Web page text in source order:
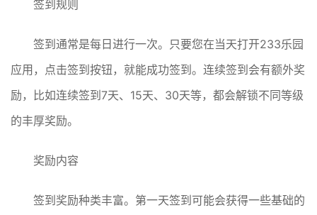
签到规则
签到通常是每日进行一次。只要您在当天打开233乐园
应用，点击签到按钮，就能成功签到。连续签到会有额外奖
励，比如连续签到7天、15天、30天等，都会解锁不同等级
的丰厚奖励。
奖励内容
签到奖励种类丰富。第一天签到可能会获得一些基础的